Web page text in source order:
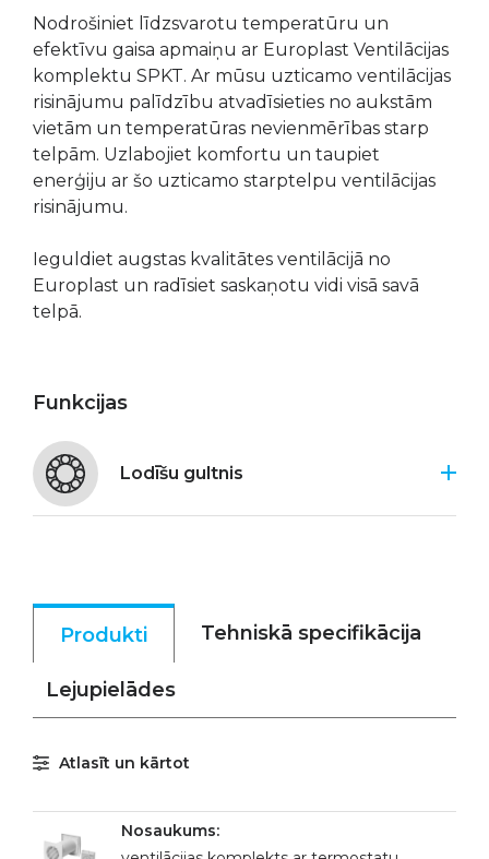
Nodrošiniet līdzsvarotu temperatūru un
efektīvu gaisa apmaiņu ar Europlast Ventilācijas
komplektu SPKT. Ar mūsu uzticamo ventilācijas
risinājumu palīdzību atvadīsieties no aukstām
vietām un temperatūras nevienmērības starp
telpām. Uzlabojiet komfortu un taupiet
enerģiju ar šo uzticamo starptelpu ventilācijas
risinājumu.
Ieguldiet augstas kvalitātes ventilācijā no
Europlast un radīsiet saskaņotu vidi visā savā
telpā.
Funkcijas
Lodīšu gultnis
Produkti Tehniskā specifikācija
Lejupielādes
Atlasīt un kārtot